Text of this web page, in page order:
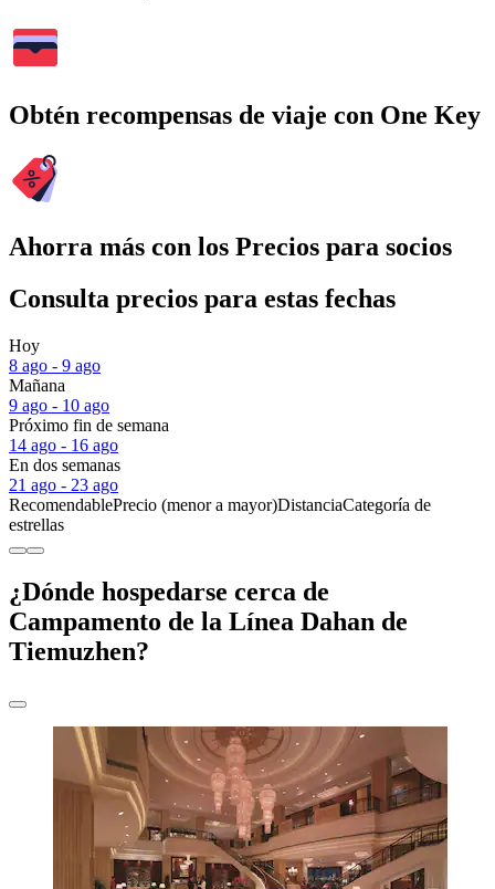
Obtén recompensas de viaje con One Key
Ahorra más con los Precios para socios
Consulta precios para estas fechas
Hoy
8 ago - 9 ago
Mañana
9 ago - 10 ago
Próximo fin de semana
14 ago - 16 ago
En dos semanas
21 ago - 23 ago
RecomendablePrecio (menor a mayor)DistanciaCategoría de
estrellas
¿Dónde hospedarse cerca de
Campamento de la Línea Dahan de
Tiemuzhen?